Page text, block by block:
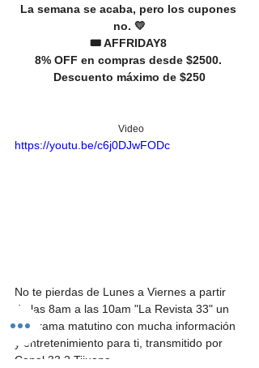
La semana se acaba, pero los cupones
no. 💛
🎟️ AFFRIDAY8
8% OFF en compras desde $2500.
Descuento máximo de $250
Video
https://youtu.be/c6j0DJwFODc
No te pierdas de Lunes a Viernes a partir
de las 8am a las 10am "La Revista 33" un
programa matutino con mucha información
y entretenimiento para ti, transmitido por
Canal 33.2 Tijuana.